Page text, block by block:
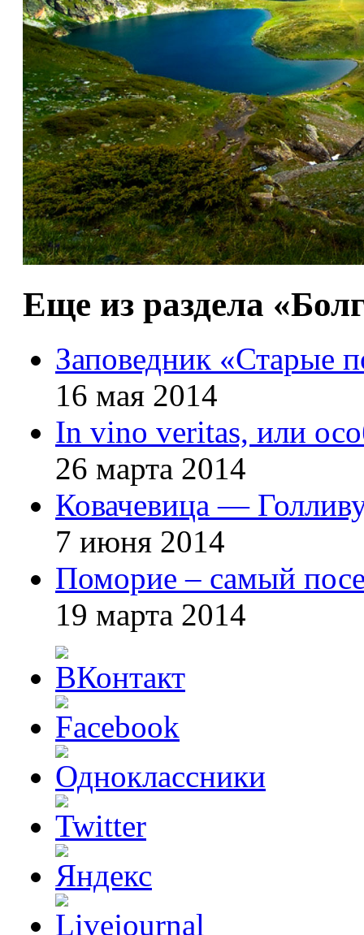
Еще из раздела
Заповедник «Старые
16 мая 2014
In vino veritas, или
26 марта 2014
Ковачевица —
7 июня 2014
Поморие – самый
19 марта 2014